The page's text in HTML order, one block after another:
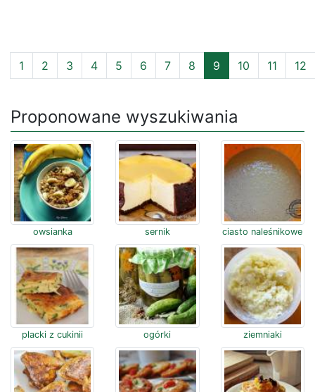
1 2 3 4 5 6 7 8 9 10 11 12
Proponowane wyszukiwania
owsianka sernik ciasto naleśnikowe
placki z cukinii ogórki ziemniaki